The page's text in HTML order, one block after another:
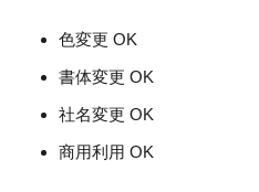
色変更 OK
書体変更 OK
社名変更 OK
商用利用 OK